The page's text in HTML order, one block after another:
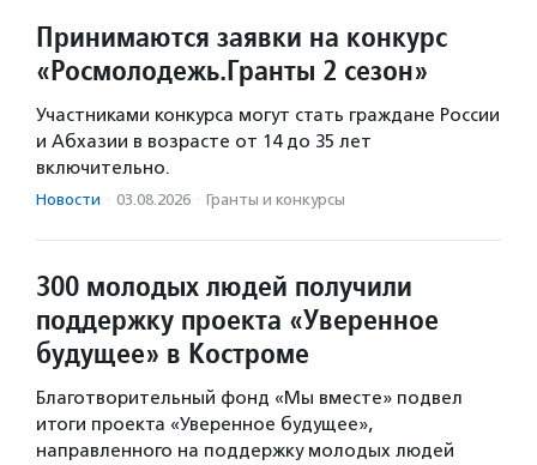
Принимаются заявки на конкурс
«Росмолодежь.Гранты 2 сезон»
Участниками конкурса могут стать граждане России
и Абхазии в возрасте от 14 до 35 лет
включительно.
Новости · 03.08.2026 · Гранты и конкурсы
300 молодых людей получили
поддержку проекта «Уверенное
будущее» в Костроме
Благотворительный фонд «Мы вместе» подвел
итоги проекта «Уверенное будущее»,
направленного на поддержку молодых людей